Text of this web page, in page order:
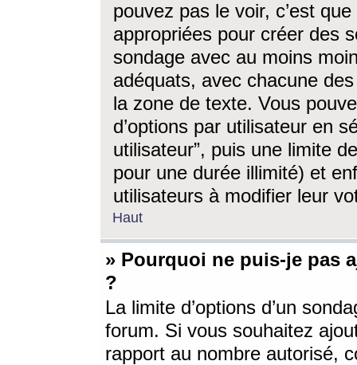
pouvez pas le voir, c’est
appropriées pour créer des
sondage avec au moins
adéquats, avec chacune
la zone de texte. Vous
d’options par utilisateur en
utilisateur”, puis une limite
pour une durée illimité) et
utilisateurs à modifier leur
Haut
» Pourquoi ne puis-je pas
?
La limite d’options d’un
forum. Si vous souhaitez
rapport au nombre autorisé,